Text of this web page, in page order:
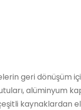
geri dönüşüm
alüminyum
kaynaklardan